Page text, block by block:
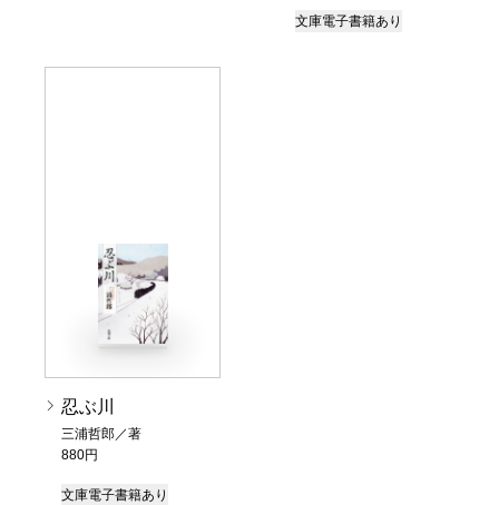
文庫電子書籍あり
忍ぶ川
三浦哲郎／著
880円
文庫電子書籍あり